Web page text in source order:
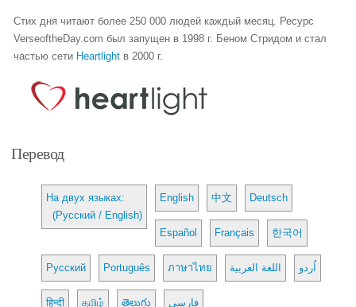
Стих дня читают более 250 000 людей каждый месяц. Ресурс
VerseoftheDay.com был запущен в 1998 г. Беном Стридом и стал
частью сети Heartlight в 2000 г.
Перевод
На двух языках:
(Русский / English)
English 中文 Deutsch
Español Français 한국어
Русский Português ภาษาไทย اللغة العربية اُردو
हिन्दी தமிழ் తెలుగు فارسی